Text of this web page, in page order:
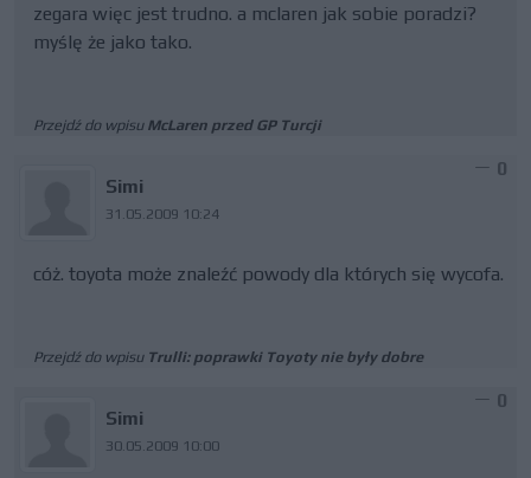
zegara więc jest trudno. a mclaren jak sobie poradzi?
myślę że jako tako.
Przejdź do wpisu McLaren przed GP Turcji
Simi
31.05.2009 10:24
0
cóż. toyota może znaleźć powody dla których się wycofa.
Przejdź do wpisu Trulli: poprawki Toyoty nie były dobre
Simi
30.05.2009 10:00
0